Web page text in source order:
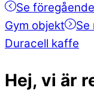
Se
Gym objekt
Se
Duracell kaffe
Hej, vi är